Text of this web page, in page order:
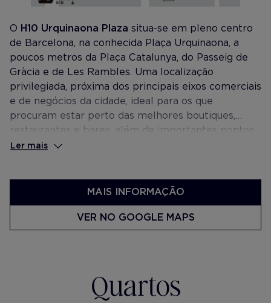
O H10 Urquinaona Plaza situa-se em pleno centro
de Barcelona, na conhecida Plaça Urquinaona, a
poucos metros da Plaça Catalunya, do Passeig de
Gràcia e de Les Rambles. Uma localização
privilegiada, próxima dos principais eixos comerciais
e de negócios da cidade, ideal para os que
procuram estar perto das melhores boutiques,
restaurantes e bares, além de importantes pontos
turísticos como a zona cosmopolita do Born e o
Ler mais
MAIS INFORMAÇÃO
VER NO GOOGLE MAPS
Quartos